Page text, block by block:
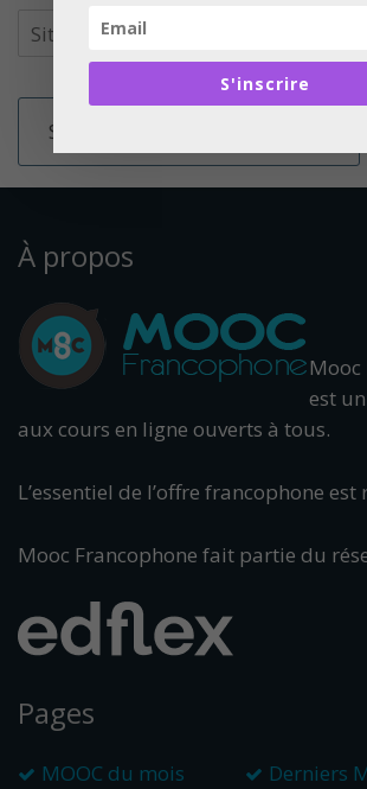
À propos
Mooc
est
aux cours en ligne ouverts à tous.
L’essentiel de l’offre francophone est
Mooc Francophone fait partie du
Pages
MOOC du mois
Derniers
S'inscrire